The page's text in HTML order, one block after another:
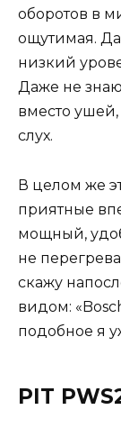
оборотов в
ощутимая.
низкий
Даже не
вместо ушей,
слух.
В целом же
приятные
мощный,
не
скажу
видом:
подобное я
PIT